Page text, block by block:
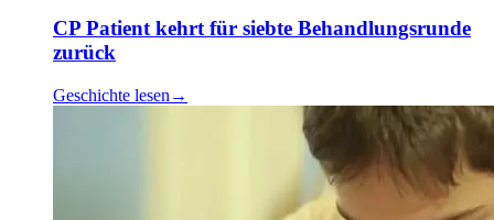
CP Patient kehrt für siebte Behandlungsrunde
zurück
Geschichte lesen →